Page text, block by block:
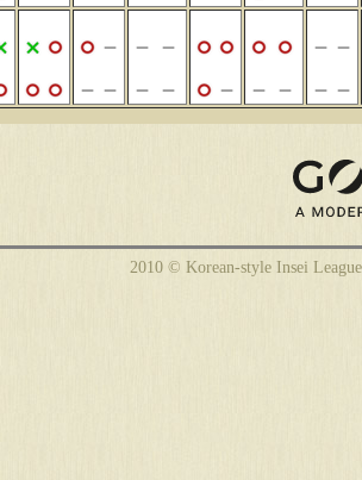
2010 © Korean-style Insei